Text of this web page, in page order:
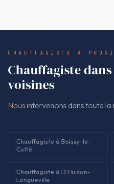
une découverte technique
CHAUFFAGISTE À
Chauffagiste
voisines
Nous intervenons dans toute la
Chauffagiste à Boissy-le-
Cutté
Chauffagiste à D'Huison-
Longueville